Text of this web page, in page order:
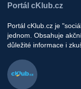
Portál cKlub.cz
Portál cKlub.cz je
jednom. Obsahuje
důležité informace i